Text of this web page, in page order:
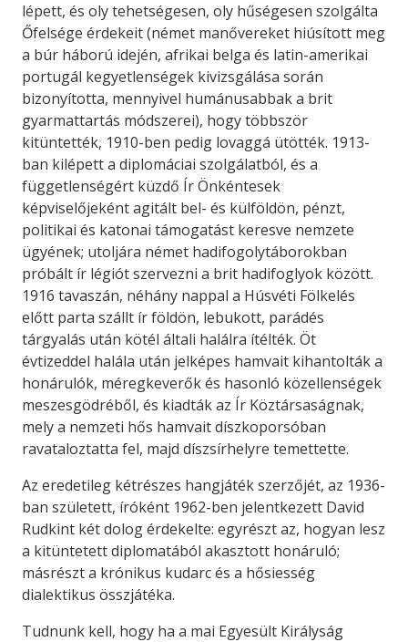
lépett, és oly tehetségesen, oly hűségesen szolgálta
Őfelsége érdekeit (német manővereket hiúsított meg
a búr háború idején, afrikai belga és latin-amerikai
portugál kegyetlenségek kivizsgálása során
bizonyította, mennyivel humánusabbak a brit
gyarmattartás módszerei), hogy többször
kitüntették, 1910-ben pedig lovaggá ütötték. 1913-
ban kilépett a diplomáciai szolgálatból, és a
függetlenségért küzdő Ír Önkéntesek
képviselőjeként agitált bel- és külföldön, pénzt,
politikai és katonai támogatást keresve nemzete
ügyének; utoljára német hadifogolytáborokban
próbált ír légiót szervezni a brit hadifoglyok között.
1916 tavaszán, néhány nappal a Húsvéti Fölkelés
előtt parta szállt ír földön, lebukott, parádés
tárgyalás után kötél általi halálra ítélték. Öt
évtizeddel halála után jelképes hamvait kihantolták a
honárulók, méregkeverők és hasonló közellenségek
meszesgödréből, és kiadták az Ír Köztársaságnak,
mely a nemzeti hős hamvait díszkoporsóban
ravataloztatta fel, majd díszsírhelyre temettette.
Az eredetileg kétrészes hangjáték szerzőjét, az 1936-
ban született, íróként 1962-ben jelentkezett David
Rudkint két dolog érdekelte: egyrészt az, hogyan lesz
a kitüntetett diplomatából akasztott honáruló;
másrészt a krónikus kudarc és a hősiesség
dialektikus összjátéka.
Tudnunk kell, hogy ha a mai Egyesült Királyság